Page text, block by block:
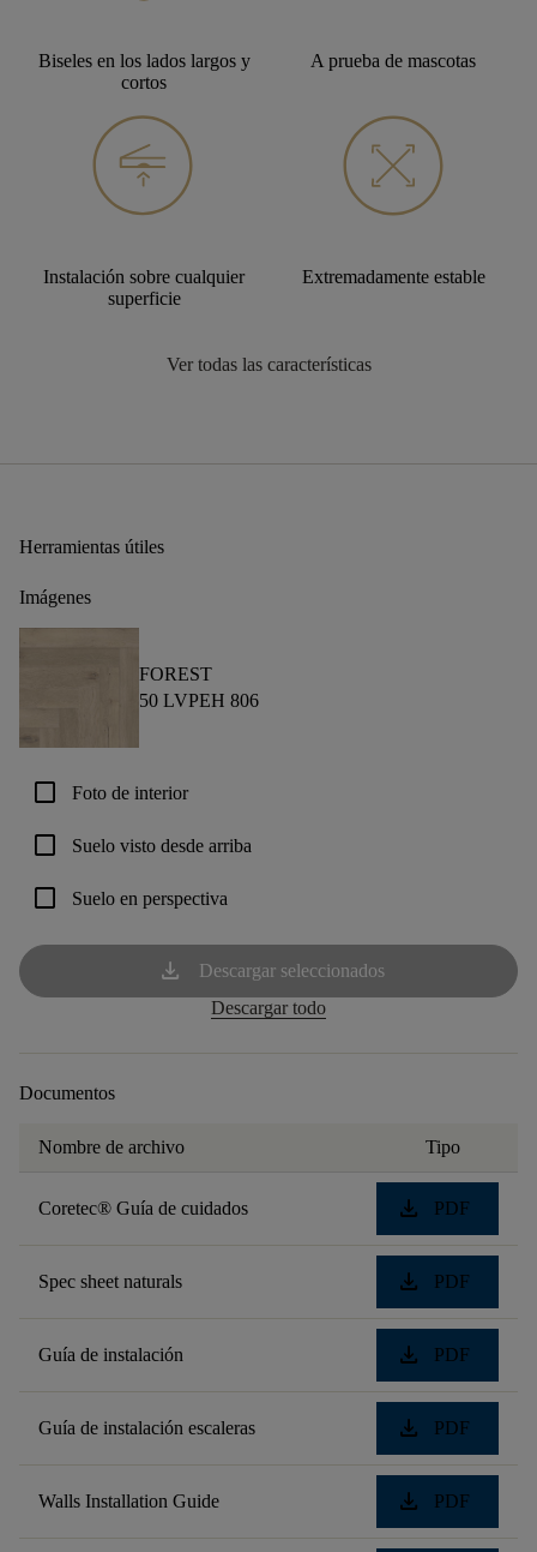
Biseles en los lados largos y
cortos
A prueba de mascotas
Instalación sobre cualquier
superficie
Extremadamente estable
Ver todas las características
Herramientas útiles
Imágenes
FOREST
50 LVPEH 806
check_box_outline_blank Foto de interior
check_box_outline_blank Suelo visto desde arriba
check_box_outline_blank Suelo en perspectiva
download
Descargar seleccionados
Descargar todo
Documentos
Nombre de archivo Tipo
Coretec® Guía de cuidados download PDF
Spec sheet naturals download PDF
Guía de instalación download PDF
Guía de instalación escaleras download PDF
Walls Installation Guide download PDF